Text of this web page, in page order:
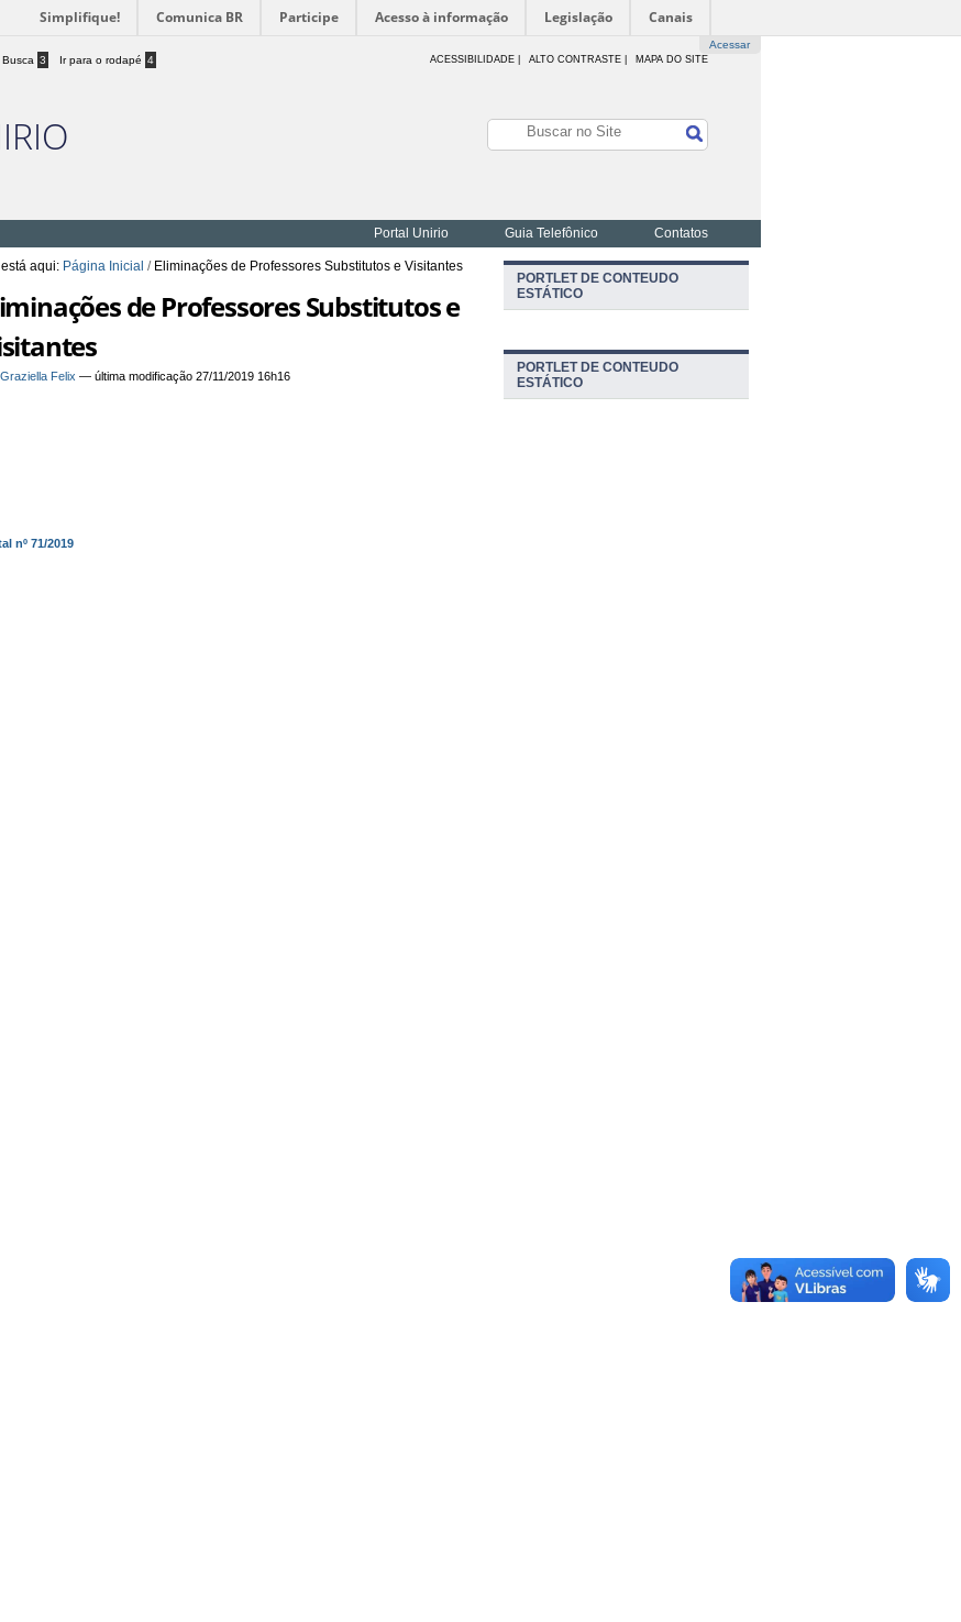
Simplifique! Comunica BR Participe Acesso à informação Legislação Canais
Acessar
3 Ir para o rodapé 4 ACESSIBILIDADE ALTO CONTRASTE | MAPA DO SITE
Portal Unirio Guia Telefônico Contatos
aqui: Página Inicial / Eliminações de Professores Substitutos e Visitantes
de Professores Substitutos e
Graziella Felix —última modificação 27/11/2019 16h16
nº 71/2019
PORTLET DE CONTEUDO
ESTÁTICO
PORTLET DE CONTEUDO
ESTÁTICO